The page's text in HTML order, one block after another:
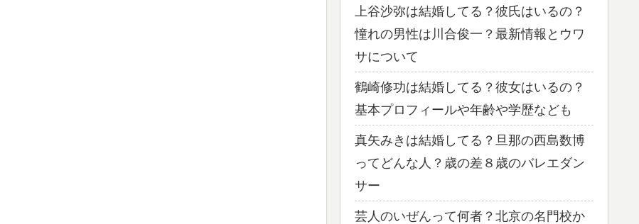
上谷沙弥は結婚してる？彼氏はいるの？
憧れの男性は川合俊一？最新情報とウワ
サについて
鶴崎修功は結婚してる？彼女はいるの？
基本プロフィールや年齢や学歴なども
真矢みきは結婚してる？旦那の西島数博
ってどんな人？歳の差８歳のバレエダン
サー
芸人のいぜんって何者？北京の名門校か